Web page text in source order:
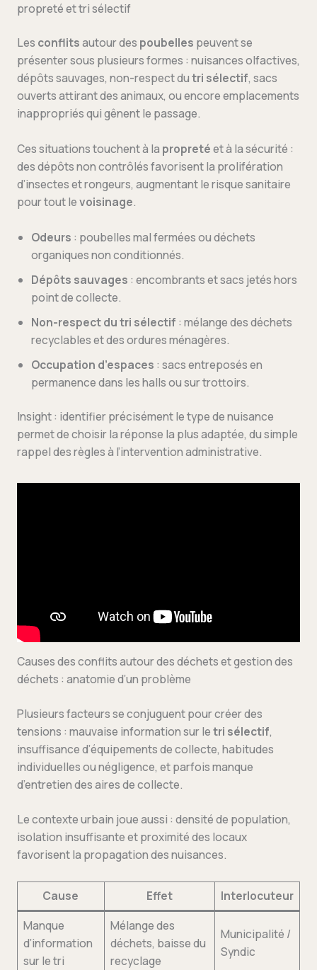
propreté et tri sélectif
Les conflitsautour des poubelles peuvent se
présenter sous plusieurs formes : nuisances olfactives,
dépôts sauvages, non-respect dutri sélectif, sacs
ouverts attirant des animaux, ou encore emplacements
inappropriés qui gênent le passage.
Ces situations touchent à la propretéet à la sécurité :
des dépôts non contrôlés favorisent la prolifération
d’insectes et rongeurs, augmentant le risque sanitaire
pour tout levoisinage.
Odeurs : poubelles mal fermées ou déchets
organiques non conditionnés.
Dépôts sauvages : encombrants et sacs jetés hors
point de collecte.
Non-respect du tri sélectif : mélange des déchets
recyclables et des ordures ménagères.
Occupation d’espaces : sacs entreposés en
permanence dans les halls ou sur trottoirs.
Insight : identifier précisément le type de nuisance
permet de choisir la réponse la plus adaptée, du simple
rappel des règles à l’intervention administrative.
Causes des conflits autour des déchets et gestion des
déchets : anatomie d’un problème
Plusieurs facteurs se conjuguent pour créer des
tensions : mauvaise information sur letri sélectif,
insuffisance d’équipements de collecte, habitudes
individuelles ou négligence, et parfois manque
d’entretien des aires de collecte.
Le contexte urbain joue aussi : densité de population,
isolation insuffisante et proximité des locaux
favorisent la propagation des nuisances.
Cause Effet
Interlocuteur
Manque
d’information
sur le tri
Mélange des
déchets, baisse du
recyclage
Municipalité /
Syndic